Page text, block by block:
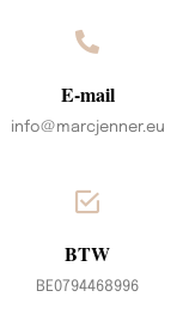
E-mail
info@marcjenner.eu
BTW
BE0794468996